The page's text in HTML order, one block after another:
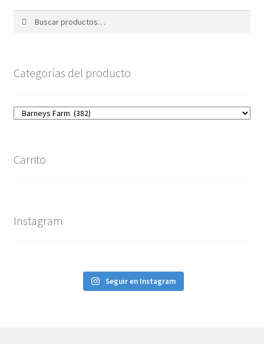
Categorías del producto
Carrito
Instagram
Seguir en Instagram